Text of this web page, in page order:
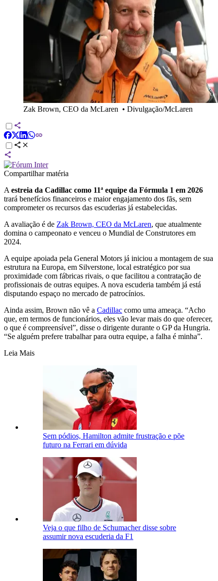
Zak Brown, CEO da McLaren • Divulgação/McLaren
Compartilhar matéria
A estreia da Cadillac como 11ª equipe da Fórmula 1 em 2026
trará benefícios financeiros e maior engajamento dos fãs, sem
comprometer os recursos das escuderias já estabelecidas.
A avaliação é de Zak Brown, CEO da McLaren, que atualmente
domina o campeonato e venceu o Mundial de Construtores em
2024.
A equipe apoiada pela General Motors já iniciou a montagem de sua
estrutura na Europa, em Silverstone, local estratégico por sua
proximidade com fábricas rivais, o que facilitou a contratação de
profissionais de outras equipes. A nova escuderia também já está
disputando espaço no mercado de patrocínios.
Ainda assim, Brown não vê a Cadillac como uma ameaça. “Acho
que, em termos de funcionários, eles vão levar mais do que oferecer,
o que é compreensível”, disse o dirigente durante o GP da Hungria.
“Se alguém prefere trabalhar para outra equipe, a falha é minha”.
Leia Mais
Sem pódios, Hamilton admite frustração e põe
futuro na Ferrari em dúvida
Veja o que filho de Schumacher disse sobre
assumir nova escuderia da F1